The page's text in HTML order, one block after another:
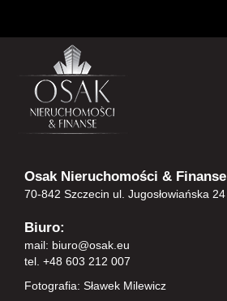
Osak Nieruchomości & Finanse
70-842 Szczecin ul. Jugosłowiańska 24
Biuro:
mail: biuro@osak.eu
tel. +48 603 212 007
Fotografia: Sławek Milewicz